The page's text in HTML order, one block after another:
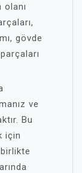
olanı
gövde
ve
Bu
için